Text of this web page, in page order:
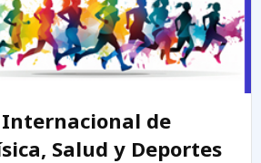
Internacional de
Salud y Deportes